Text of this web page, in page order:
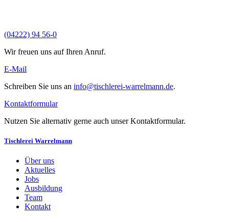
(04222) 94 56-0
Wir freuen uns auf Ihren Anruf.
E-Mail
Schreiben Sie uns an info@tischlerei-warrelmann.de.
Kontaktformular
Nutzen Sie alternativ gerne auch unser Kontaktformular.
Tischlerei Warrelmann
Über uns
Aktuelles
Jobs
Ausbildung
Team
Kontakt